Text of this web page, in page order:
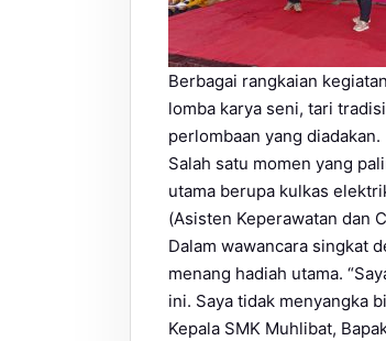
Berbagai rangkaian
lomba karya seni, tari
perlombaan yang diadakan.
Salah satu momen yang
utama berupa kulkas
(Asisten Keperawatan dan
Dalam wawancara singkat
menang hadiah utama.
ini. Saya tidak menyangka
Kepala SMK Muhlibat,